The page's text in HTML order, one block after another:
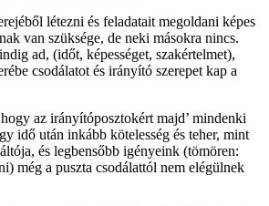
létezni és feladatait megoldani képes
van szüksége, de neki másokra nincs.
ad, (időt, képességet, szakértelmet),
csodálatot és irányító szerepet kap a
az irányítóposztokért majd’ mindenki
idő után inkább kötelesség és teher, mint
és legbensőbb igényeink (tömören:
még a puszta csodálattól nem elégülnek